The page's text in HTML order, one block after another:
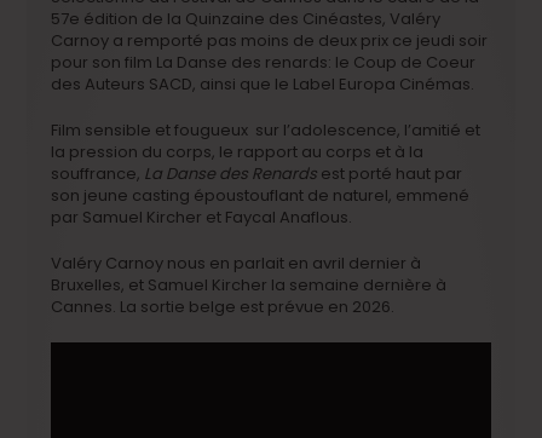
57e édition de la Quinzaine des Cinéastes, Valéry
Carnoy a remporté pas moins de deux prix ce jeudi soir
pour son film La Danse des renards: le Coup de Coeur
des Auteurs SACD, ainsi que le Label Europa Cinémas.
Film sensible et fougueux sur l’adolescence, l’amitié et
la pression du corps, le rapport au corps et à la
souffrance, La Danse des Renards est porté haut par
son jeune casting époustouflant de naturel, emmené
par Samuel Kircher et Faycal Anaflous.
Valéry Carnoy nous en parlait en avril dernier à
Bruxelles, et Samuel Kircher la semaine dernière à
Cannes. La sortie belge est prévue en 2026.